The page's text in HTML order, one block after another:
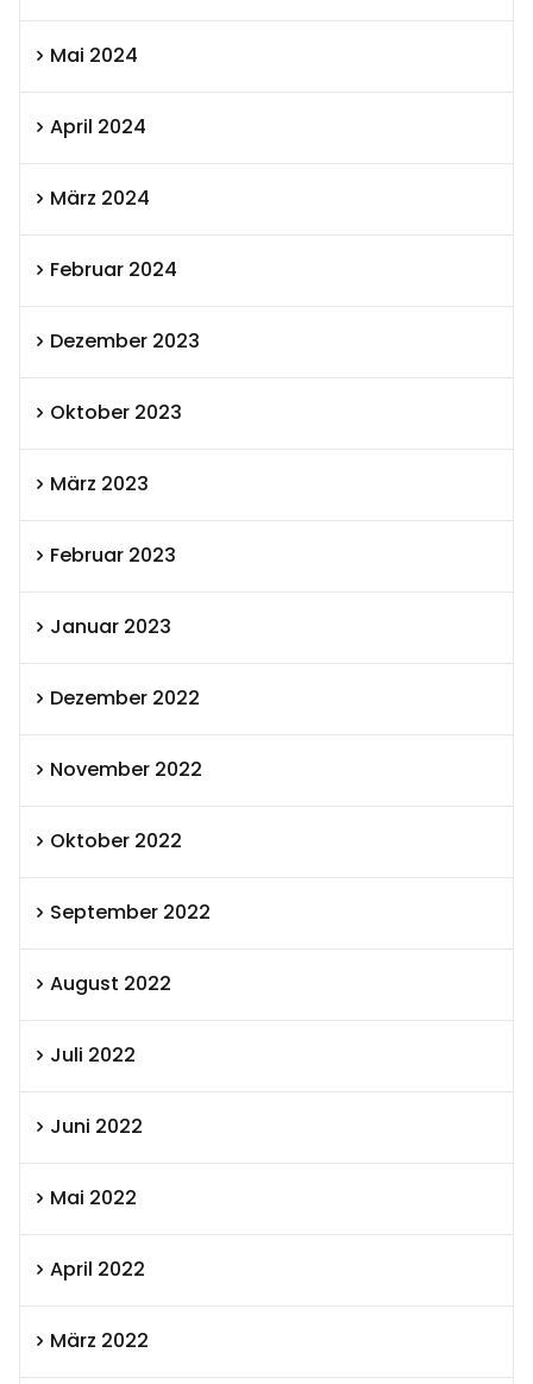
Mai 2024
April 2024
März 2024
Februar 2024
Dezember 2023
Oktober 2023
März 2023
Februar 2023
Januar 2023
Dezember 2022
November 2022
Oktober 2022
September 2022
August 2022
Juli 2022
Juni 2022
Mai 2022
April 2022
März 2022